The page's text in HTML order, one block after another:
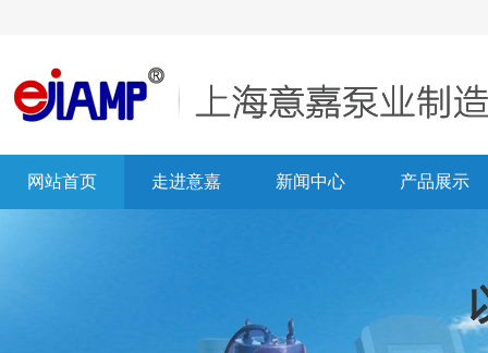
网站首页 走进意嘉 新闻中心 产品展示